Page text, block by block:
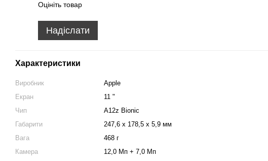
Оцініть товар
Надіслати
Характеристики
Виробник
Apple
Екран
11 "
Чип
A12z Bionic
Габарити
247,6 x 178,5 x 5,9 мм
Вага
468 г
Камера
12,0 Мп + 7,0 Мп